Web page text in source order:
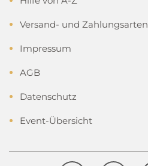
Versand- und Zahlungsarten
Impressum
AGB
Datenschutz
Event-Übersicht